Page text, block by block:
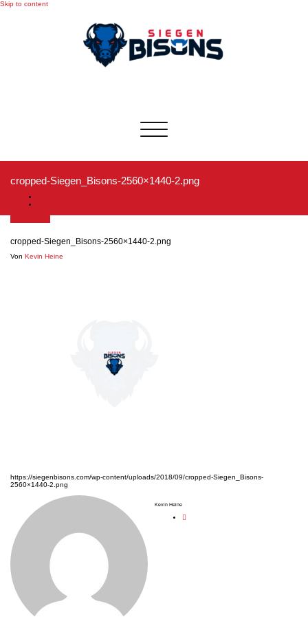
Skip to content
Toggle
navigation
cropped-Siegen_Bisons-2560×1440-2.png
cropped-Siegen_Bisons-2560×1440-2.png
Von Kevin Heine
https://siegenbisons.com/wp-content/uploads/2018/09/cropped-Siegen_Bisons-
2560×1440-2.png
Kevin Heine